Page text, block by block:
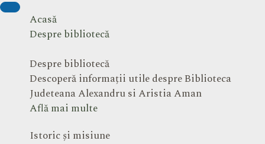
Acasă
Despre bibliotecă
Despre bibliotecă
Descoperă informații utile despre Biblioteca
Judeteana Alexandru si Aristia Aman
Află mai multe
Istoric și misiune